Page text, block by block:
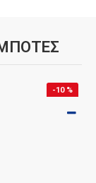
ΜΠΟΤΕΣ
-10 %